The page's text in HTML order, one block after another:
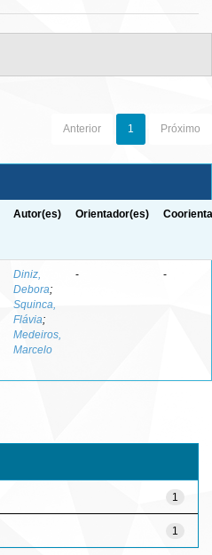
Anterior 1 Próximo
Autor(es) Orientador(es)
Diniz,
Debora;
Squinca,
Flávia;
Medeiros,
Marcelo
- -
1
1